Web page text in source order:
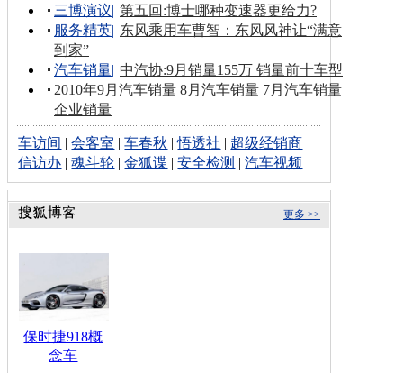
三博演议| 第五回:博士哪种变速器更给力?
服务精英| 东风乘用车曹智：东风风神让“满意
到家”
汽车销量| 中汽协:9月销量155万 销量前十车型
2010年9月汽车销量 8月汽车销量 7月汽车销量
企业销量
车访间 |会客室 |车春秋 |悟透社 | 超级经销商
信访办 |魂斗轮 |金狐谍 |安全检测 |汽车视频
更多 >>
保时捷918概
念车